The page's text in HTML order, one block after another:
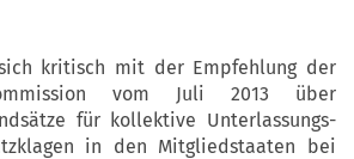
kritisch mit der Empfehlung der
vom Juli 2013 über
für kollektive Unterlassungs-
in den Mitgliedstaaten bei